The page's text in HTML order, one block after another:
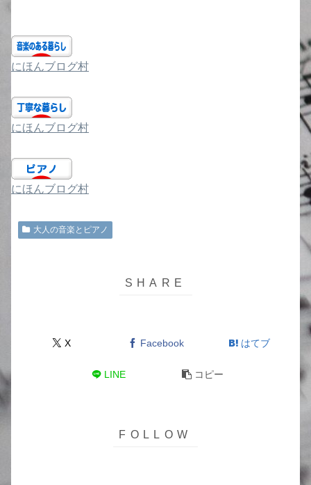
にほんブログ村
にほんブログ村
にほんブログ村
大人の音楽とピアノ
X Facebook はてブ
LINE コピー